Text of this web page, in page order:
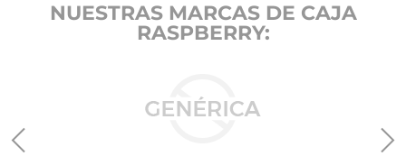
NUESTRAS MARCAS DE CAJA
RASPBERRY: